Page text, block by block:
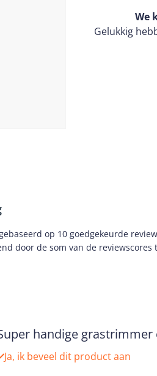
We
Gelukkig
op 10 goedgekeurde
door de som van de
handige
Ja, ik beveel dit product aan